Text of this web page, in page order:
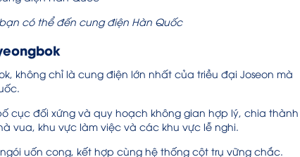
có thể đến cung điện Hàn Quốc
không chỉ là cung điện lớn nhất của triều đại Joseon mà
cục đối xứng và quy hoạch không gian hợp lý, chia thành
vua, khu vực làm việc và các khu vực lễ nghi.
uốn cong, kết hợp cùng hệ thống cột trụ vững chắc.